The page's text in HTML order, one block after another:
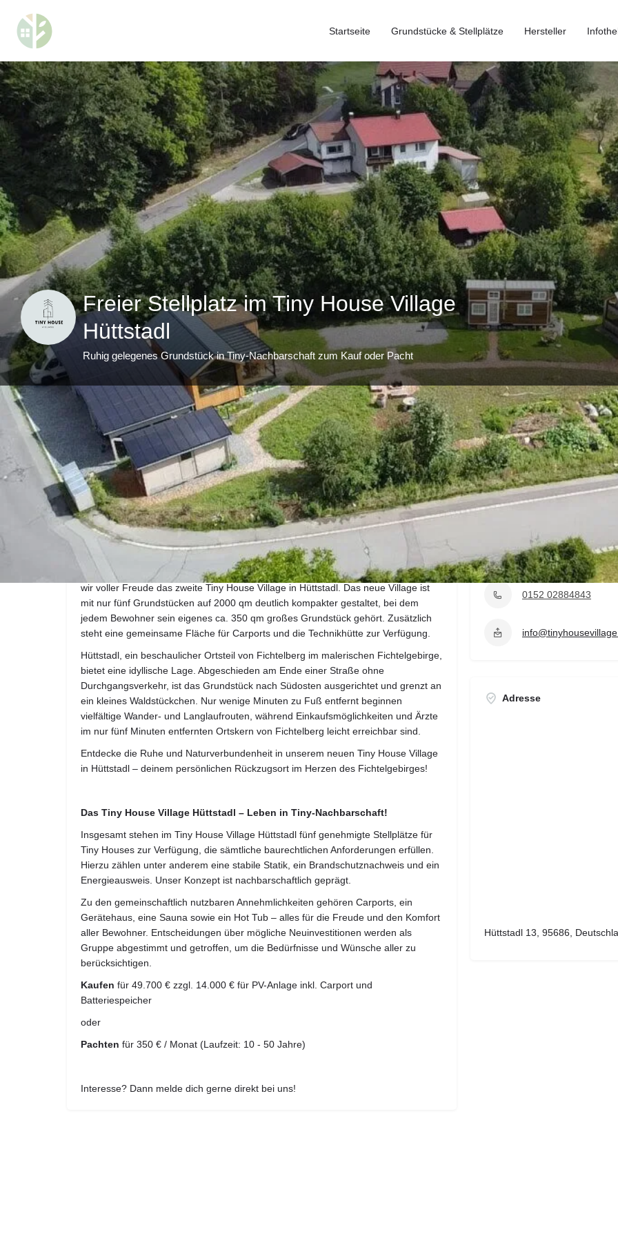
Startseite Grundstücke & Stellplätze Hersteller
Freier Stellplatz im Tiny House Village
Hüttstadl
Ruhig gelegenes Grundstück in Tiny-Nachbarschaft zum Kauf oder Pacht
Profil
Website E-Mail senden anrufen merken
Beschreibung
Noch 1 Grundstück frei!
Nach dem erfolgreichen Start unseres ersten Dorfes in Mehlmeisel präsentieren
wir voller Freude das zweite Tiny House Village in Hüttstadl. Das neue Village ist
mit nur fünf Grundstücken auf 2000 qm deutlich kompakter gestaltet, bei dem
jedem Bewohner sein eigenes ca. 350 qm großes Grundstück gehört. Zusätzlich
steht eine gemeinsame Fläche für Carports und die Technikhütte zur Verfügung.
Hüttstadl, ein beschaulicher Ortsteil von Fichtelberg im malerischen Fichtelgebirge,
bietet eine idyllische Lage. Abgeschieden am Ende einer Straße ohne
Durchgangsverkehr, ist das Grundstück nach Südosten ausgerichtet und grenzt an
ein kleines Waldstückchen. Nur wenige Minuten zu Fuß entfernt beginnen
vielfältige Wander- und Langlaufrouten, während Einkaufsmöglichkeiten und Ärzte
im nur fünf Minuten entfernten Ortskern von Fichtelberg leicht erreichbar sind.
Entdecke die Ruhe und Naturverbundenheit in unserem neuen Tiny House Village
in Hüttstadl – deinem persönlichen Rückzugsort im Herzen des Fichtelgebirges!
Das Tiny House Village Hüttstadl – Leben in Tiny-Nachbarschaft!
Insgesamt stehen im Tiny House Village Hüttstadl fünf genehmigte Stellplätze für
Tiny Houses zur Verfügung, die sämtliche baurechtlichen Anforderungen erfüllen.
Hierzu zählen unter anderem eine stabile Statik, ein Brandschutznachweis und ein
Energieausweis. Unser Konzept ist nachbarschaftlich geprägt.
Zu den gemeinschaftlich nutzbaren Annehmlichkeiten gehören Carports, ein
Gerätehaus, eine Sauna sowie ein Hot Tub – alles für die Freude und den Komfort
aller Bewohner. Entscheidungen über mögliche Neuinvestitionen werden als
Gruppe abgestimmt und getroffen, um die Bedürfnisse und Wünsche aller zu
berücksichtigen.
Kaufen für 49.700 € zzgl. 14.000 € für PV-Anlage inkl. Carport und
Batteriespeicher
oder
Pachten für 350 € / Monat (Laufzeit: 10 - 50 Jahre)
Interesse? Dann melde dich gerne direkt bei uns!
https://
0152 02884843
Adresse
Hüttstadl 13, 95686,